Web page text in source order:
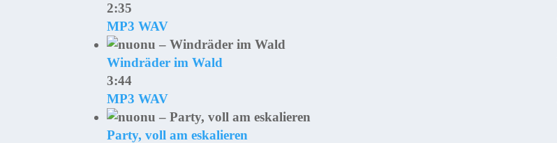
2:35
MP3 WAV
Windräder im Wald
3:44
MP3 WAV
Party, voll am eskalieren